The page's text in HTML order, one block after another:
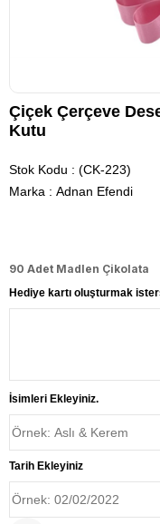
Çiçek Çerçeve
Kutu
Stok Kodu
(CK-223)
Marka : Adnan Efendi
90 Adet Madlen Çikolata
Hediye kartı oluşturmak
İsimleri Ekleyiniz.
Tarih Ekleyiniz